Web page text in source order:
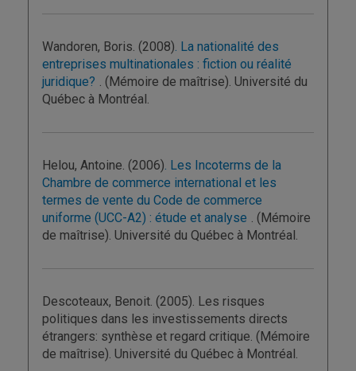
Wandoren, Boris. (2008). La nationalité des
entreprises multinationales : fiction ou réalité
juridique? . (Mémoire de maîtrise). Université du
Québec à Montréal.
Helou, Antoine. (2006). Les Incoterms de la
Chambre de commerce international et les
termes de vente du Code de commerce
uniforme (UCC-A2) : étude et analyse . (Mémoire
de maîtrise). Université du Québec à Montréal.
Descoteaux, Benoit. (2005). Les risques
politiques dans les investissements directs
étrangers: synthèse et regard critique. (Mémoire
de maîtrise). Université du Québec à Montréal.